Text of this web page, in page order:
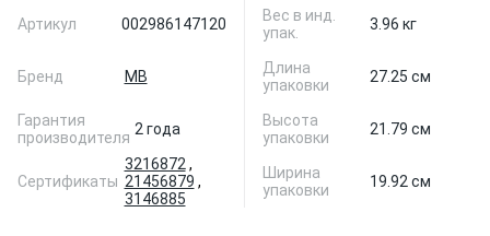
Артикул
002986147120
Бренд MB
Гарантия
производителя 2 года
Сертификаты
3216872 ,
21456879 ,
3146885
Вес в инд.
упак.
3.96 кг
Длина
упаковки
27.25 см
Высота
упаковки
21.79 см
Ширина
упаковки
19.92 см